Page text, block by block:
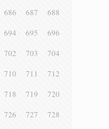
686 687
688
694 695
696
702 703
704
710 711
712
718 719
720
726 727
728